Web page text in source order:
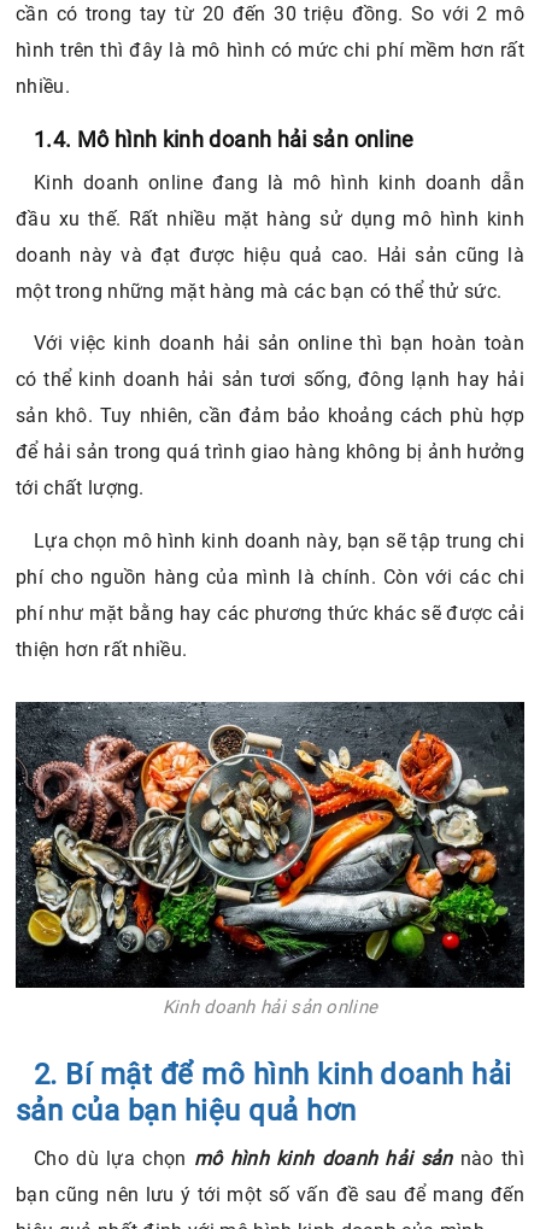
cần có trong tay từ 20 đến 30 triệu đồng. So với 2 mô
hình trên thì đây là mô hình có mức chi phí mềm hơn rất
nhiều.
1.4. Mô hình kinh doanh hải sản online
Kinh doanh online đang là mô hình kinh doanh dẫn
đầu xu thế. Rất nhiều mặt hàng sử dụng mô hình kinh
doanh này và đạt được hiệu quả cao. Hải sản cũng là
một trong những mặt hàng mà các bạn có thể thử sức.
Với việc kinh doanh hải sản online thì bạn hoàn toàn
có thể kinh doanh hải sản tươi sống, đông lạnh hay hải
sản khô. Tuy nhiên, cần đảm bảo khoảng cách phù hợp
để hải sản trong quá trình giao hàng không bị ảnh hưởng
tới chất lượng.
Lựa chọn mô hình kinh doanh này, bạn sẽ tập trung chi
phí cho nguồn hàng của mình là chính. Còn với các chi
phí như mặt bằng hay các phương thức khác sẽ được cải
thiện hơn rất nhiều.
Kinh doanh hải sản online
2. Bí mật để mô hình kinh doanh hải
sản của bạn hiệu quả hơn
Cho dù lựa chọn mô hình kinh doanh hải sản nào thì
bạn cũng nên lưu ý tới một số vấn đề sau để mang đến